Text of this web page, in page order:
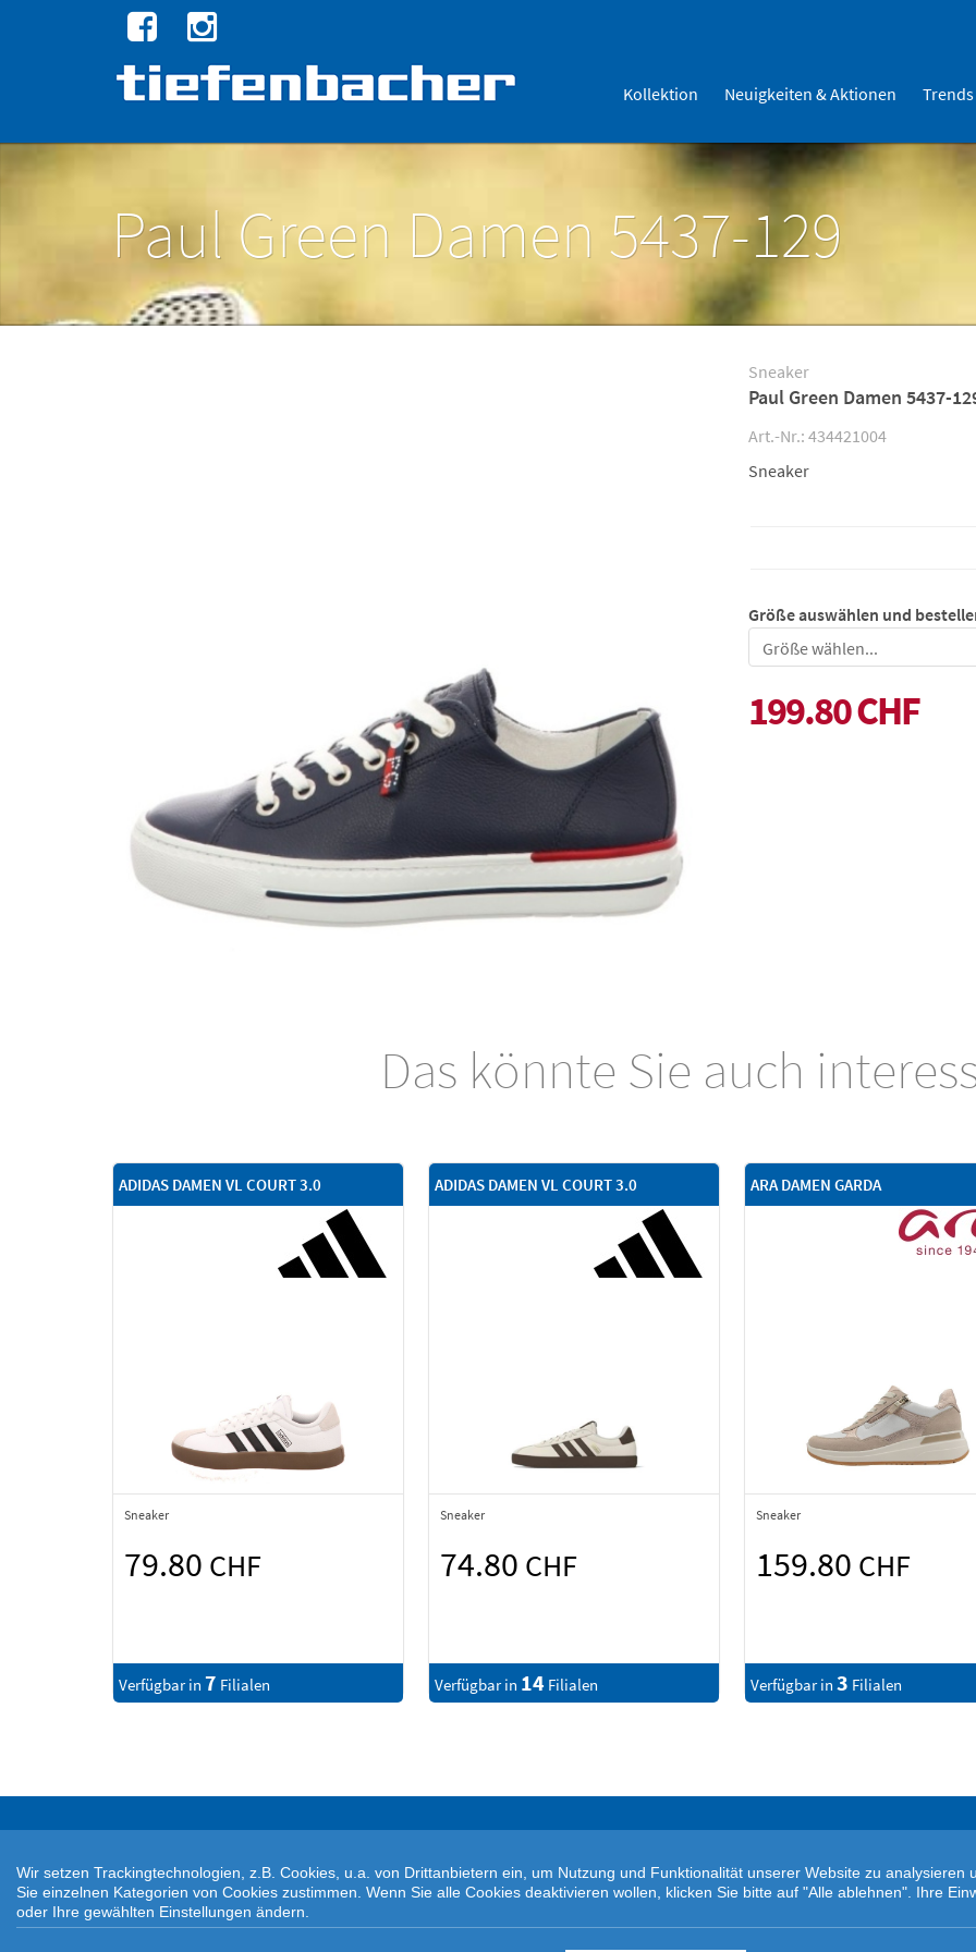
Kollektion Neuigkeiten & Aktionen Trends
Paul Green Damen 5437-129
Sneaker
Paul Green Damen 5437-
Art.-Nr.: 434421004
Sneaker
Größe auswählen und
Größe
199.80 CHF
Das könnte Sie auch
ADIDAS DAMEN VL COURT 3.0
Sneaker
79.80 CHF
Verfügbar in 7 Filialen
ADIDAS DAMEN VL COURT 3.0
Sneaker
74.80 CHF
Verfügbar in 14 Filialen
ARA DAMEN GARDA
Sneaker
159.80 CHF
Verfügbar in 3 Filialen
Wir setzen Trackingtechnologien, z.B. Cookies, u.a. von Drittanbietern ein, um Nutzung und Funktionalität unserer Website zu
Sie einzelnen Kategorien von Cookies zustimmen. Wenn Sie alle Cookies deaktivieren wollen, klicken Sie bitte auf "Alle ablehnen". Ihre
oder Ihre gewählten Einstellungen ändern.